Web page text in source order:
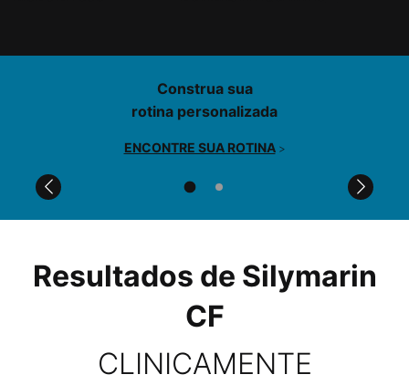
Construa sua
rotina personalizada
ENCONTRE SUA ROTINA>
Resultados de Silymarin
CF
CLINICAMENTE